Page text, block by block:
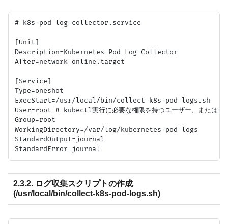
# k8s-pod-log-collector.service
[Unit]
Description=Kubernetes Pod Log Collector
After=network-online.target
[Service]
Type=oneshot
ExecStart=/usr/local/bin/collect-k8s-pod-logs.sh
User=root # kubectl実行に必要な権限を持つユーザー、または
Group=root
WorkingDirectory=/var/log/kubernetes-pod-logs
StandardOutput=journal
2.3.2. ログ収集スクリプトの作成
(/usr/local/bin/collect-k8s-pod-logs.sh)